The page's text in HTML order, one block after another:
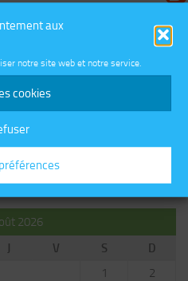
aux
notre site web et notre service.
cookies
2026
J V S
D
1
2